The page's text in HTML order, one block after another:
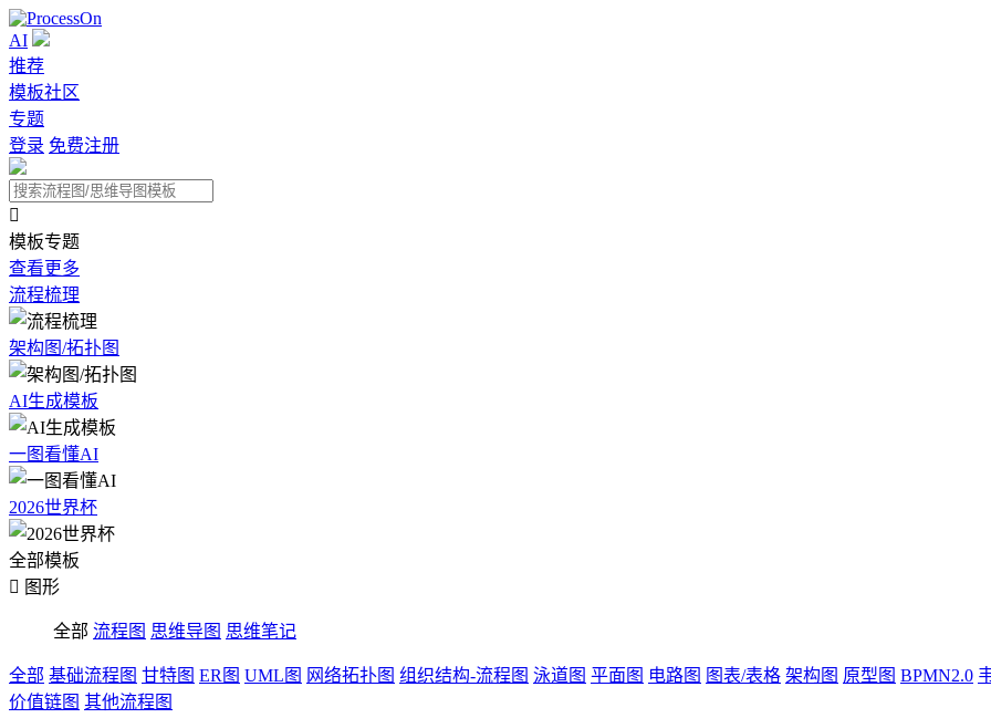
AI
推荐
模板社区
专题
登录 免费注册

模板专题
查看更多
流程梳理
架构图/拓扑图
AI生成模板
一图看懂AI
2026世界杯
全部模板
 图形
全部 流程图 思维导图 思维笔记
全部 基础流程图 甘特图 ER图 UML图 网络拓扑图 组织结构-流程图 泳道图 平面图 电路图 图表/表格 架构图 原型图 BPMN2.0
价值链图 其他流程图